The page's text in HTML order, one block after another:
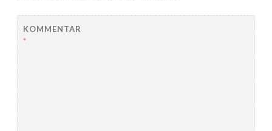
KOMMENTAR
*